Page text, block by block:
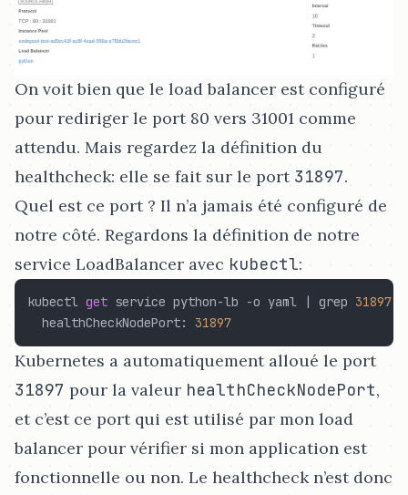
On voit bien que le load balancer est configuré
pour rediriger le port 80 vers 31001 comme
attendu. Mais regardez la définition du
healthcheck: elle se fait sur le port 31897.
Quel est ce port ? Il n’a jamais été configuré de
notre côté. Regardons la définition de notre
service LoadBalancer avec kubectl:
kubectl get service python-lb -o yaml | grep 31897
  healthCheckNodePort:
31897
Kubernetes a automatiquement alloué le port
31897 pour la valeur healthCheckNodePort,
et c’est ce port qui est utilisé par mon load
balancer pour vérifier si mon application est
fonctionnelle ou non. Le healthcheck n’est donc